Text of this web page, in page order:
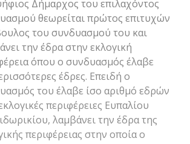
Δήμαρχος του επιλαχόντος
θεωρείται πρώτος επιτυχών
του συνδυασμού του και
την έδρα στην εκλογική
όπου ο συνδυασμός έλαβε
έδρες. Επειδή ο
του έλαβε ίσο αριθμό εδρών
περιφέρειες Ευπαλίου
λαμβάνει την έδρα της
περιφέρειας στην οποία ο